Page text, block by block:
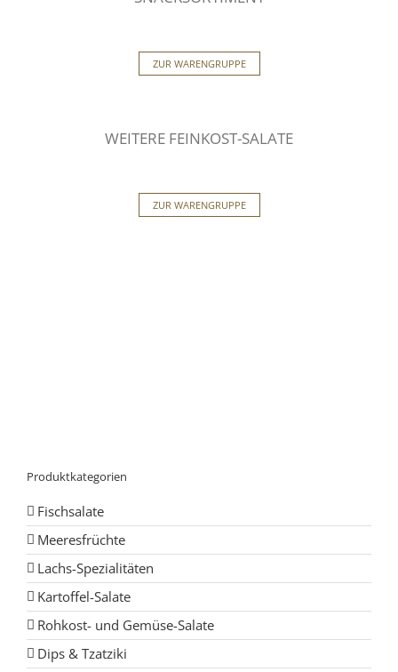
ZUR WARENGRUPPE
WEITERE FEINKOST-SALATE
ZUR WARENGRUPPE
Produktkategorien
Fischsalate
Meeresfrüchte
Lachs-Spezialitäten
Kartoffel-Salate
Rohkost- und Gemüse-Salate
Dips & Tzatziki